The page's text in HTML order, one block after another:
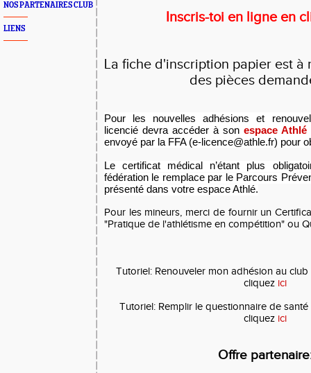
NOS PARTENAIRES CLUB
LIENS
Inscris-toi en ligne en
La fiche d'inscription papier est à
des pièces
Pour les nouvelles adhésions et
licencié devra accéder à sonespace Athlé
envoyé par la FFA (e-licence@athle.fr) pour
Le certificat médical n’étant plus
fédération le remplace par le Parcours
présenté dans votre espace Athlé.
Pour les mineurs, merci de fournir un
"Pratique de l'athlétisme en compétition" ou
Tutoriel: Renouveler mon adhésion au
cliquez ici
Tutoriel: Remplir le questionnaire de
cliquez ici
Offre